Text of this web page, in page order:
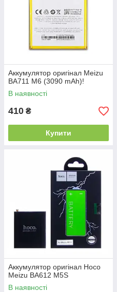
Аккумулятор оригінал Meizu
BA711 M6 (3090 mAh)!
В наявності
410 ₴
Купити
Аккумулятор оригінал Hoco
Meizu BA612 M5S
В наявності